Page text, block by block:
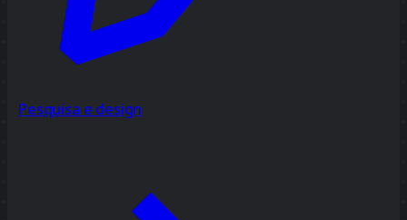
Pesquisa e design